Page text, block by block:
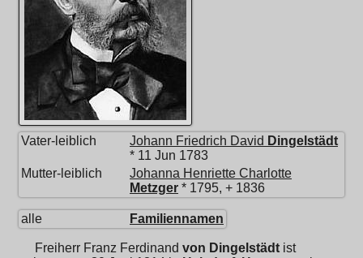
Vater-leiblich Johann Friedrich David Dingelstädt
* 11 Jun 1783
Mutter-leiblich
Johanna Henriette Charlotte
Metzger * 1795, + 1836
alle Familiennamen
Freiherr Franz Ferdinand von Dingelstädt ist